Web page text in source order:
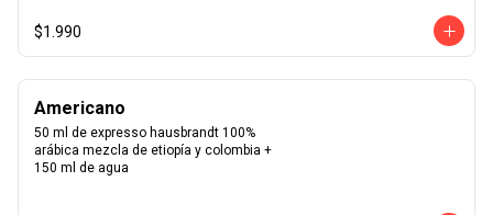
$1.990
Americano
50 ml de expresso hausbrandt 100%
arábica mezcla de etiopía y colombia +
150 ml de agua